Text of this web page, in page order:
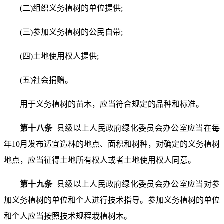
(二)组织义务植树的单位提供;
(三)参加义务植树的公民自带;
(四)土地使用权人提供;
(五)社会捐赠。
用于义务植树的苗木，应当符合规定的品种和标准。
第十八条 县级以上人民政府绿化委员会办公室应当在每
年10月发布适宜造林的地点、面积和树种，对确定的义务植树
地点，应当征得土地所有权人或者土地使用权人同意。
第十九条 县级以上人民政府绿化委员会办公室应当对参
加义务植树的单位和个人进行技术指导。参加义务植树的单位
和个人应当按照技术规程栽植树木。